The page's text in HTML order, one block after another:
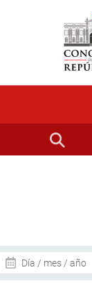
Día / mes / año